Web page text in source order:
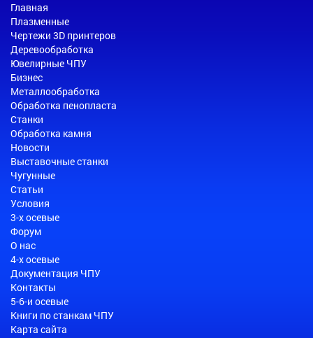
Главная
Плазменные
Чертежи 3D принтеров
Деревообработка
Ювелирные ЧПУ
Бизнес
Металлообработка
Обработка пенопласта
Станки
Обработка камня
Новости
Выставочные станки
Чугунные
Статьи
Условия
3-х осевые
Форум
О нас
4-х осевые
Документация ЧПУ
Контакты
5-6-и осевые
Книги по станкам ЧПУ
Карта сайта